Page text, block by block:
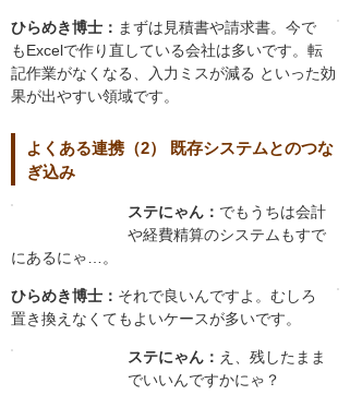
ひらめき博士： まずは見積書や請求書。今で
もExcelで作り直している会社は多いです。転
記作業がなくなる、入力ミスが減る といった効
果が出やすい領域です。
よくある連携（2） 既存システムとのつな
ぎ込み
ステにゃん： でもうちは会計
や経費精算のシステムもすで
にあるにゃ…。
ひらめき博士： それで良いんですよ。むしろ
置き換えなくてもよいケースが多いです。
ステにゃん： え、残したまま
でいいんですかにゃ？